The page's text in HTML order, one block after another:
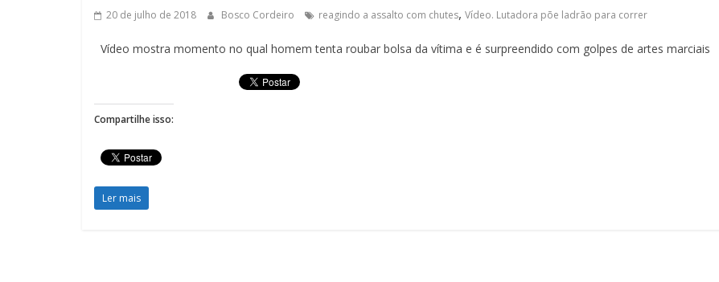
20 de julho de 2018 Bosco Cordeiro reagindo a assalto com chutes, Vídeo. Lutadora põe ladrão para correr
Vídeo mostra momento no qual homem tenta roubar bolsa da vítima e é surpreendido com golpes de artes marciais
Compartilhe isso:
Ler mais